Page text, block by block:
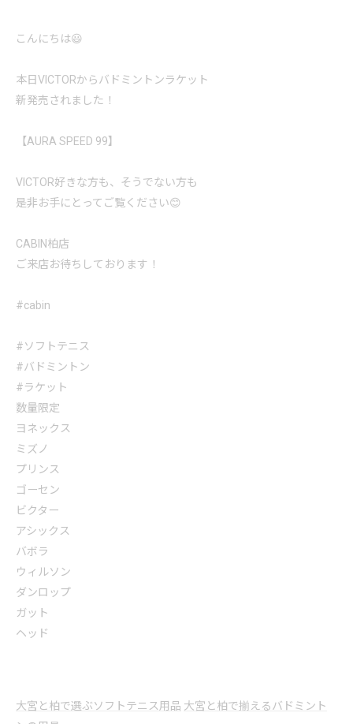
こんにちは😃
本日VICTORからバドミントンラケット
新発売されました！
【AURA SPEED 99】
VICTOR好きな方も、そうでない方も
是非お手にとってご覧ください😊
CABIN柏店
ご来店お待ちしております！
#cabin
#ソフトテニス
#バドミントン
#ラケット
数量限定
ヨネックス
ミズノ
プリンス
ゴーセン
ビクター
アシックス
バボラ
ウィルソン
ダンロップ
ガット
ヘッド
大宮と柏で選ぶソフトテニス用品 大宮と柏で揃えるバドミント